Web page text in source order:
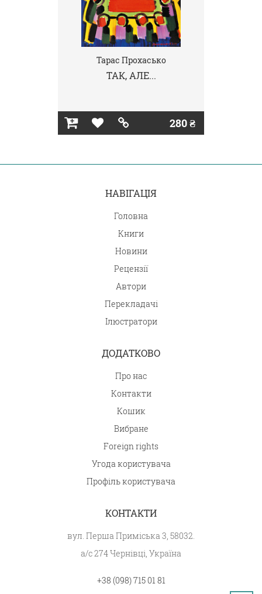
Тарас Прохасько
ТАК, АЛЕ...
280 ₴
НАВІГАЦІЯ
Головна
Книги
Новини
Рецензії
Автори
Перекладачі
Ілюстратори
ДОДАТКОВО
Про нас
Контакти
Кошик
Вибране
Foreign rights
Угода користувача
Профіль користувача
КОНТАКТИ
вул. Перша Приміська 3, 58032.
а/с 274 Чернівці, Україна
+38 (098) 715 01 81